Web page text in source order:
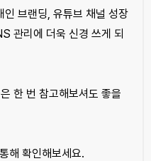
브랜딩, 유튜브 채널 성장
관리에 더욱 신경 쓰게 되
한 번 참고해보셔도 좋을
해 확인해보세요.